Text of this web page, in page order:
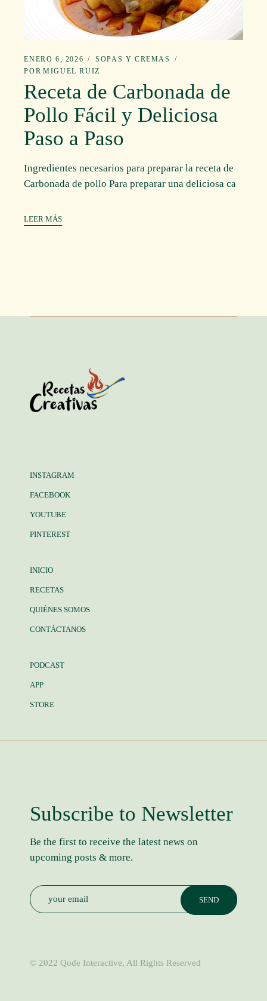
ENERO 6, 2026
SOPAS Y CREMAS
POR MIGUEL RUIZ
Receta de Carbonada de
Pollo Fácil y Deliciosa
Paso a Paso
Ingredientes necesarios para preparar la receta de
Carbonada de pollo Para preparar una deliciosa ca
LEER MÁS
INSTAGRAM
FACEBOOK
YOUTUBE
PINTEREST
INICIO
RECETAS
QUIÉNES SOMOS
CONTÁCTANOS
PODCAST
APP
STORE
Subscribe to Newsletter
Be the first to receive the latest news on
upcoming posts & more.
© 2022 Qode Interactive, All Rights Reserved